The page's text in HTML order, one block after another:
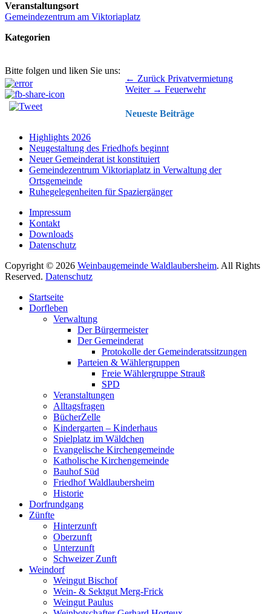
Veranstaltungsort
Gemeindezentrum am Viktoriaplatz
Kategorien
Bitte folgen und liken Sie uns:
Beitragsnavigation ← Zurück Vorhergehender
Beitrag:
Privatvermietung
Weiter → Nächster
Feuerwehr
Neueste Beiträge
Highlights 2026
Neugestaltung des Friedhofs beginnt
Neuer Gemeinderat ist konstituiert
Gemeindezentrum Viktoriaplatz in Verwaltung der
Ortsgemeinde
Ruhegelegenheiten für Spaziergänger
Impressum
Kontakt
Downloads
Datenschutz
Copyright © 2026 Weinbaugemeinde Waldlaubersheim. All Rights
Reserved. Datenschutz
oben
scrollen
Startseite
Dorfleben
Verwaltung
Der Bürgermeister
Der Gemeinderat
Protokolle der Gemeinderatssitzungen
Parteien & Wählergruppen
Freie Wählergruppe Strauß
SPD
Veranstaltungen
Alltagsfragen
BücherZelle
Kindergarten – Kinderhaus
Spielplatz im Wäldchen
Evangelische Kirchengemeinde
Katholische Kirchengemeinde
Bauhof Süd
Friedhof Waldlaubersheim
Historie
Dorfrundgang
Zünfte
Hinterzunft
Oberzunft
Unterzunft
Schweizer Zunft
Weindorf
Weingut Bischof
Wein- & Sektgut Merg-Frick
Weingut Paulus